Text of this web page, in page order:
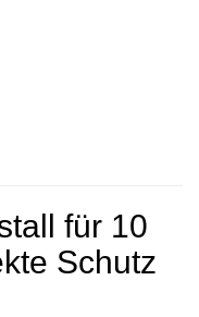
für 10
Schutz